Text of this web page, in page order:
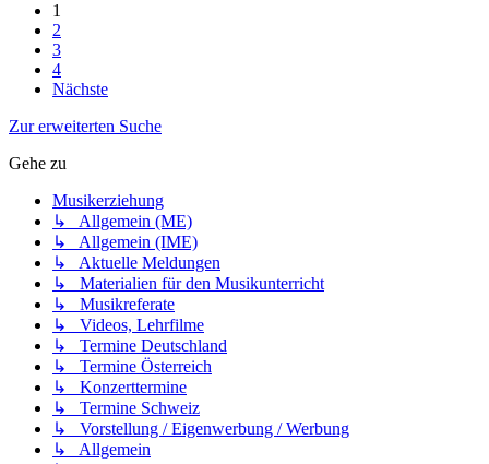
1
2
3
4
Nächste
Zur erweiterten Suche
Gehe zu
Musikerziehung
↳ Allgemein (ME)
↳ Allgemein (IME)
↳ Aktuelle Meldungen
↳ Materialien für den Musikunterricht
↳ Musikreferate
↳ Videos, Lehrfilme
↳ Termine Deutschland
↳ Termine Österreich
↳ Konzerttermine
↳ Termine Schweiz
↳ Vorstellung / Eigenwerbung / Werbung
↳ Allgemein